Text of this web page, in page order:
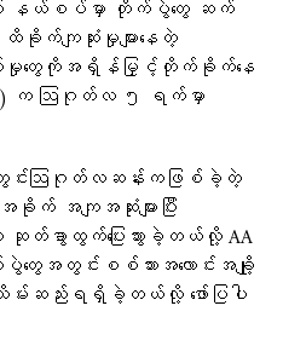
နယ်စပ်မှာ တိုက်ပွဲတွေ ဆက်
ထိခိုက်ကျဆုံးမှုများနေတဲ့
မှုတွေကိုအရှိန်မြှင့်တိုက်ခိုက်နေ
က ဩဂုတ်လ ၅ ရက်မှာ
အတွင်းဩဂုတ်လဆန်းကဖြစ်ခဲ့တဲ့
ကျအဆုံးများပြီး
ခွာထွက်ပြေးသွားခဲ့တယ်လို့ AA
အတွင်းစစ်သားအလောင်းအချို့
ဆည်းရရှိခဲ့တယ်လို့ ​ဖော်ပြပါ